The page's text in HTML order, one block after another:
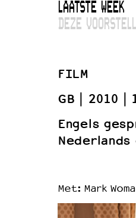
LAATSTE WEEK
DEZE
FILM
GB
2010
Engels
Met: Mark